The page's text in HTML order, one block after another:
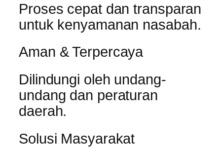
Proses cepat dan transparan
untuk kenyamanan nasabah.
Aman & Terpercaya
Dilindungi oleh undang-
undang dan peraturan
daerah.
Solusi Masyarakat